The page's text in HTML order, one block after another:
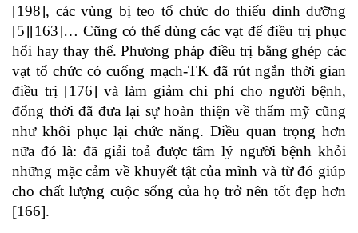
[198], các vùng bị teo tổ chức do thiếu dinh dưỡng
[5][163]… Cũng có thể dùng các vạt để điều trị phục
hổi hay thay thế. Phương pháp điều trị bằng ghép các
vạt tổ chức có cuống mạch-TK đã rút ngắn thời gian
điều trị [176] và làm giảm chi phí cho người bệnh,
đổng thời đã đưa lại sự hoàn thiện về thẩm mỹ cũng
như khôi phục lại chức năng. Điều quan trọng hơn
nữa đó là: đã giải toả được tâm lý người bệnh khỏi
những mặc cảm về khuyết tật của mình và từ đó giúp
cho chất lượng cuộc sống của họ trở nên tốt đẹp hơn
[166].